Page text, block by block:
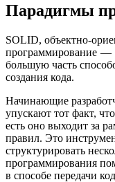
Парадигмы
SOLID, объектно-
программирование —
большую часть
создания кода.
Начинающие
упускают тот факт,
есть оно выходит за
правил. Это
структурировать
программирования
в способе передачи